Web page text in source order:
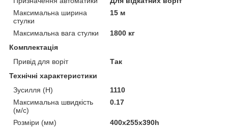
Максимальна ширина
стулки
15 м
Максимальна вага стулки
1800 кг
Комплектація
Привід для воріт
Так
Технічні характеристики
Зусилля (H)
1110
Максимальна швидкість
(м/с)
0.17
Розміри (мм)
400х255х390һ